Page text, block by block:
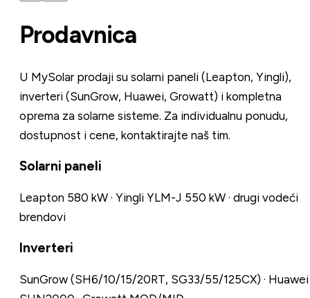
Prodavnica
U MySolar prodaji su solarni paneli (Leapton, Yingli),
inverteri (SunGrow, Huawei, Growatt) i kompletna
oprema za solarne sisteme. Za individualnu ponudu,
dostupnost i cene, kontaktirajte naš tim.
Solarni paneli
Leapton 580 kW · Yingli YLM-J 550 kW · drugi vodeći
brendovi
Inverteri
SunGrow (SH6/10/15/20RT, SG33/55/125CX) · Huawei